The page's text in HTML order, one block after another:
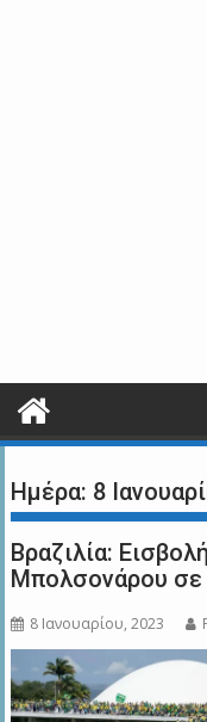
Ημέρα: 8
Βραζιλία:
Μπολσονάρου σε
8 Ιανουαρίου, 2023